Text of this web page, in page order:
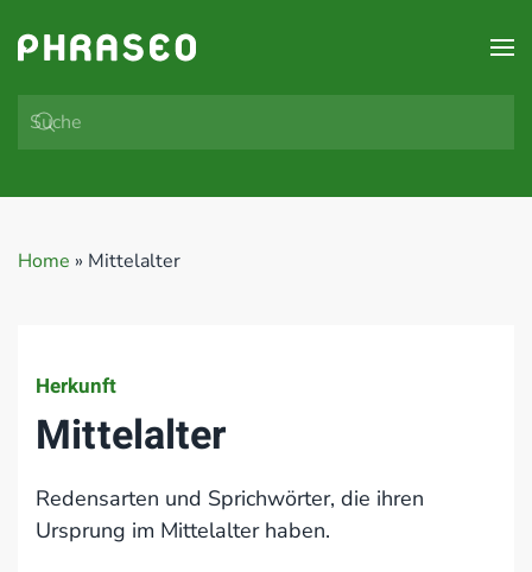
Zum Hauptinhalt springen
Home » Mittelalter
Herkunft
Mittelalter
Redensarten und Sprichwörter, die ihren
Ursprung im Mittelalter haben.